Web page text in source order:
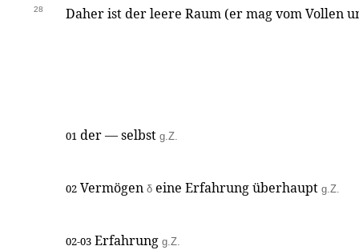
28 Daher ist der leere Raum (er mag vom Vollen
01 der — selbst g.Z.
02 Vermögen δ eine Erfahrung überhaupt g.Z.
02-03 Erfahrung g.Z.